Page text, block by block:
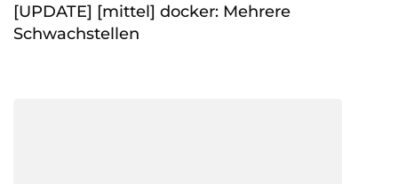
[UPDATE] [mittel] docker: Mehrere
Schwachstellen